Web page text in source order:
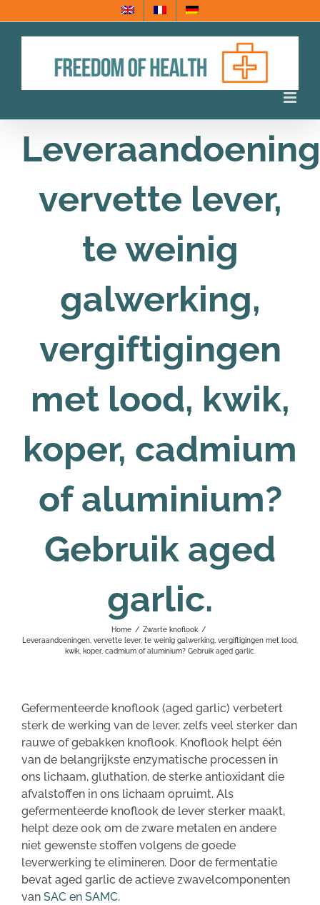
naar
vervette lever,
te weinig
galwerking,
vergiftigingen
met lood, kwik,
koper, cadmium
of aluminium?
Gebruik aged
garlic.
Home / Zwarte knoflook /
Leveraandoeningen, vervette lever, te weinig galwerking, vergiftigingen met lood,
kwik, koper, cadmium of aluminium? Gebruik aged garlic.
Gefermenteerde knoflook (aged garlic) verbetert
sterk de werking van de lever, zelfs veel sterker dan
rauwe of gebakken knoflook. Knoflook helpt één
van de belangrijkste enzymatische processen in
ons lichaam, gluthation, de sterke antioxidant die
afvalstoffen in ons lichaam opruimt. Als
gefermenteerde knoflook de lever sterker maakt,
helpt deze ook om de zware metalen en andere
niet gewenste stoffen volgens de goede
leverwerking te elimineren. Door de fermentatie
bevat aged garlic de actieve zwavelcomponenten
van SAC en SAMC.